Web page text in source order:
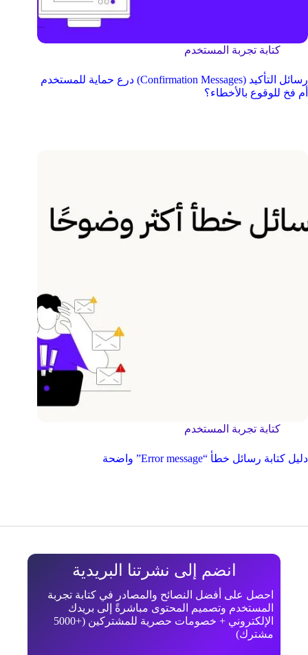
كتابة تجربة المستخدم
رسائل التأكيد (Confirmation Messages) درع حماية للمستخدم
أم فخ للوقوع بالأخطاء؟
كتابة تجربة المستخدم
دليل كتابة رسائل خطأ “Error message” واضحة
انضم إلى نشرتنا البريدية
احصل على أفضل النصائح والمصادر في كتابة تجربة
المستخدم وتصميم المحتوى مباشرةً إلى بريدك
الإلكتروني + خصومات حصرية للمشتركين (+5000
مشترك)